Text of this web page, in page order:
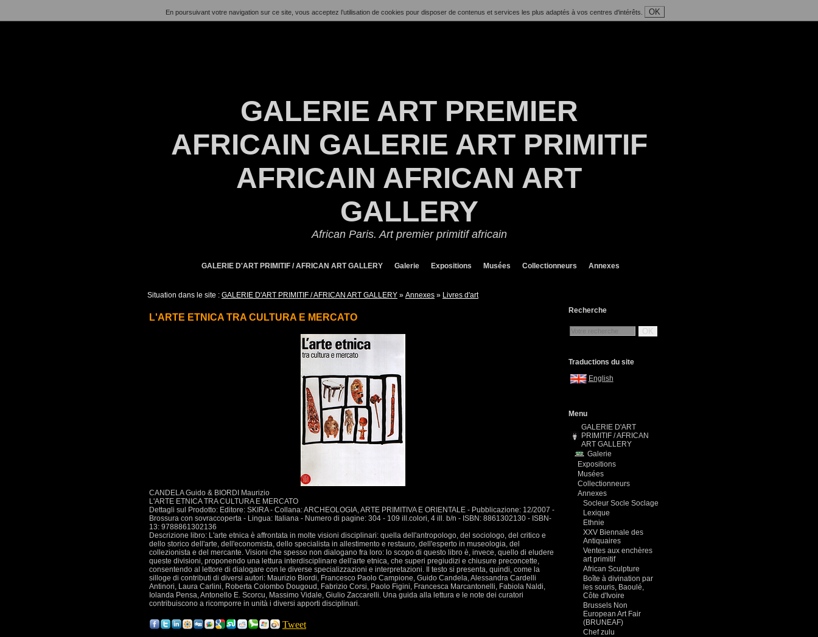
En poursuivant votre navigation sur ce site, vous acceptez l’utilisation de cookies pour disposer de contenus et services les plus adaptés à vos centres d'intérêts. OK
GALERIE ART PREMIER
AFRICAIN GALERIE ART PRIMITIF
AFRICAIN AFRICAN ART
GALLERY
African Paris. Art premier primitif africain
GALERIE D'ART PRIMITIF / AFRICAN ART GALLERY Galerie Expositions Musées Collectionneurs Annexes
Situation dans le site : GALERIE D'ART PRIMITIF / AFRICAN ART GALLERY » Annexes » Livres d'art
L'ARTE ETNICA TRA CULTURA E MERCATO
CANDELA Guido & BIORDI Maurizio
L'ARTE ETNICA TRA CULTURA E MERCATO
Dettagli sul Prodotto: Editore: SKIRA - Collana: ARCHEOLOGIA, ARTE PRIMITIVA E ORIENTALE - Pubblicazione: 12/2007 -
Brossura con sovraccoperta - Lingua: Italiana - Numero di pagine: 304 - 109 ill.colori, 4 ill. b/n - ISBN: 8861302130 - ISBN-
13: 9788861302136
Descrizione libro: L'arte etnica è affrontata in molte visioni disciplinari: quella dell'antropologo, del sociologo, del critico e
dello storico dell'arte, dell'economista, dello specialista in allestimento e restauro, dell'esperto in museologia, del
collezionista e del mercante. Visioni che spesso non dialogano fra loro: lo scopo di questo libro è, invece, quello di eludere
queste divisioni, proponendo una lettura interdisciplinare dell'arte etnica, che superi pregiudizi e chiusure preconcette,
consentendo al lettore di dialogare con le diverse specializzazioni e interpretazioni. Il testo si presenta, quindi, come la
silloge di contributi di diversi autori: Maurizio Biordi, Francesco Paolo Campione, Guido Candela, Alessandra Cardelli
Antinori, Laura Carlini, Roberta Colombo Dougoud, Fabrizio Corsi, Paolo Figini, Francesca Marcantonelli, Fabiola Naldi,
Iolanda Pensa, Antonello E. Scorcu, Massimo Vidale, Giulio Zaccarelli. Una guida alla lettura e le note dei curatori
contribuiscono a ricomporre in unità i diversi apporti disciplinari.
Tweet
Recherche
OK
Traductions du site
English
Menu
GALERIE D'ART
PRIMITIF / AFRICAN
ART GALLERY
Galerie
Expositions
Musées
Collectionneurs
Annexes
Socleur Socle Soclage
Lexique
Ethnie
XXV Biennale des
Antiquaires
Ventes aux enchères
art primitif
African Sculpture
Boîte à divination par
les souris, Baoulé,
Côte d'Ivoire
Brussels Non
European Art Fair
(BRUNEAF)
Chef zulu